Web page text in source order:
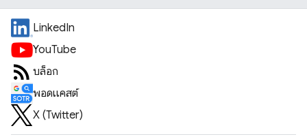
LinkedIn
YouTube
บล็อก
พอดแคสต์
X (Twitter)